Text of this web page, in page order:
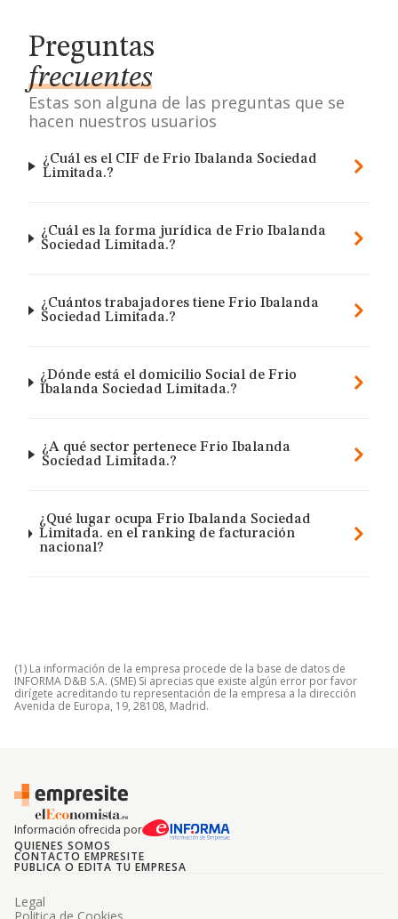
Preguntas
frecuentes
Estas son alguna de las preguntas que se
hacen nuestros usuarios
¿Cuál es el CIF de Frio Ibalanda Sociedad
Limitada.?
¿Cuál es la forma jurídica de Frio Ibalanda
Sociedad Limitada.?
¿Cuántos trabajadores tiene Frio Ibalanda
Sociedad Limitada.?
¿Dónde está el domicilio Social de Frio
Ibalanda Sociedad Limitada.?
¿A qué sector pertenece Frio Ibalanda
Sociedad Limitada.?
¿Qué lugar ocupa Frio Ibalanda Sociedad
Limitada. en el ranking de facturación
nacional?
(1) La información de la empresa procede de la base de datos de
INFORMA D&B S.A. (SME) Si aprecias que existe algún error por favor
dirígete acreditando tu representación de la empresa a la dirección
Avenida de Europa, 19, 28108, Madrid.
Información ofrecida por
QUIENES SOMOS
CONTACTO EMPRESITE
PUBLICA O EDITA TU EMPRESA
Legal